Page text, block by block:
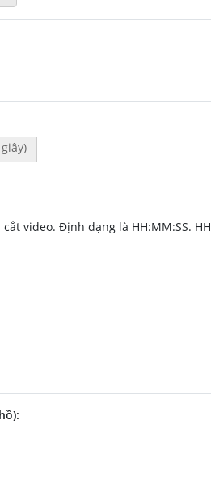
video. Định dạng là HH:MM:SS. HH